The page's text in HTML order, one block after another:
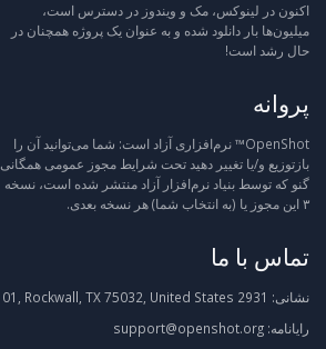
اکنون در لینوکس، مک و ویندوز در دسترس است،
میلیون‌ها بار دانلود شده و به عنوان یک پروژه همچنان در
حال رشد است!
پروانه
OpenShot™ نرم‌افزاری آزاد است: شما می‌توانید آن را
بازتوزیع و/یا تغییر دهید تحت شرایط مجوز عمومی همگانی
گنو که توسط بنیاد نرم‌افزار آزاد منتشر شده است، نسخه
۳ این مجوز یا (به انتخاب شما) هر نسخه بعدی.
تماس با ما
نشانی:
رایانامه: support@openshot.org